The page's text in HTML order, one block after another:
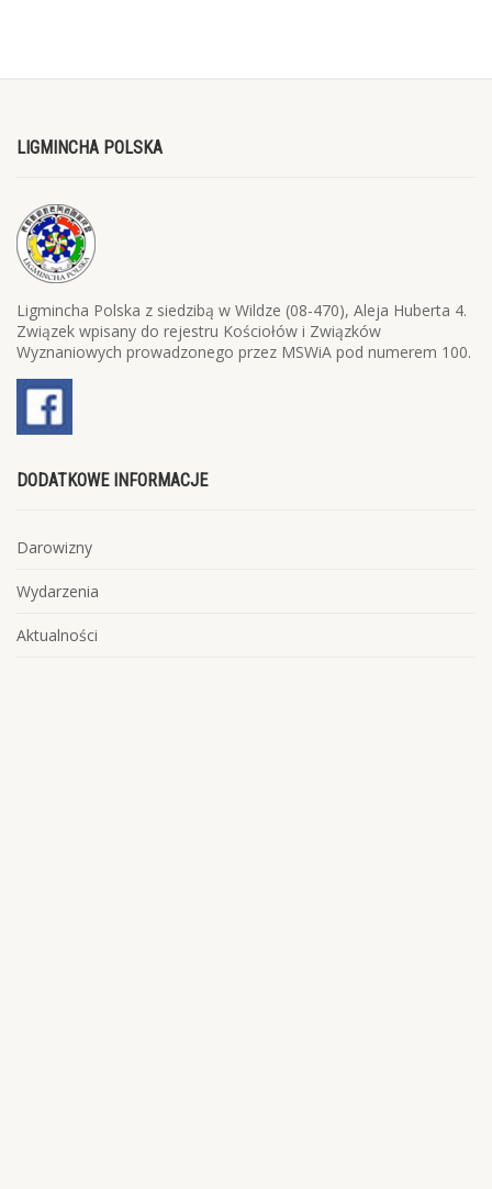
LIGMINCHA POLSKA
Ligmincha Polska z siedzibą w Wildze (08-470), Aleja Huberta 4.
Związek wpisany do rejestru Kościołów i Związków
Wyznaniowych prowadzonego przez MSWiA pod numerem 100.
DODATKOWE INFORMACJE
Darowizny
Wydarzenia
Aktualności